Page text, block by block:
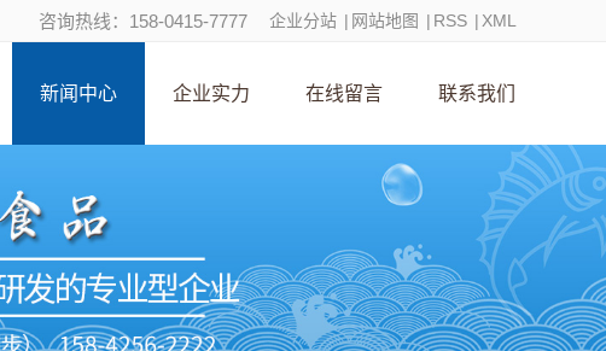
咨询热线：158-0415-7777 企业分站 | 网站地图 | RSS | XML
新闻中心 企业实力 在线留言 联系我们